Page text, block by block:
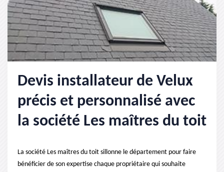
Devis installateur de Velux
précis et personnalisé avec
la société Les maîtres du toit
La société Les maîtres du toit sillonne le département pour faire
bénéficier de son expertise chaque propriétaire qui souhaite